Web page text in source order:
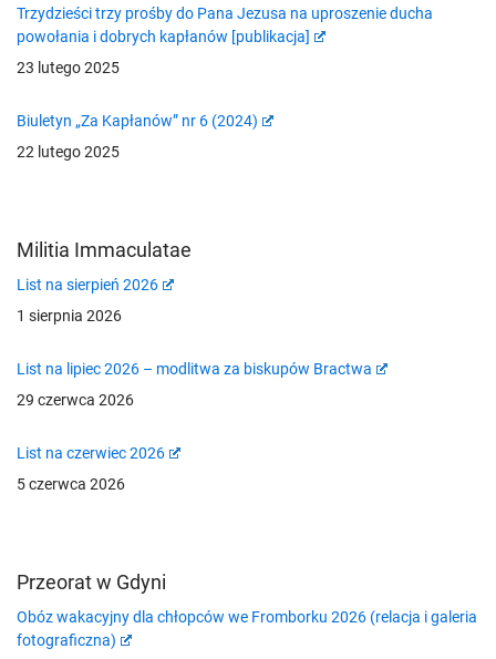
Trzydzieści trzy prośby do Pana Jezusa na uproszenie ducha
powołania i dobrych kapłanów [publikacja]
23 lutego 2025
Biuletyn „Za Kapłanów” nr 6 (2024)
22 lutego 2025
Militia Immaculatae
List na sierpień 2026
1 sierpnia 2026
List na lipiec 2026 – modlitwa za biskupów Bractwa
29 czerwca 2026
List na czerwiec 2026
5 czerwca 2026
Przeorat w Gdyni
Obóz wakacyjny dla chłopców we Fromborku 2026 (relacja i galeria
fotograficzna)